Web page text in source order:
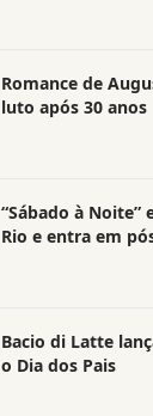
Romance de
luto após 30 anos
“Sábado à
Rio e entra em
Bacio di Latte
o Dia dos Pais